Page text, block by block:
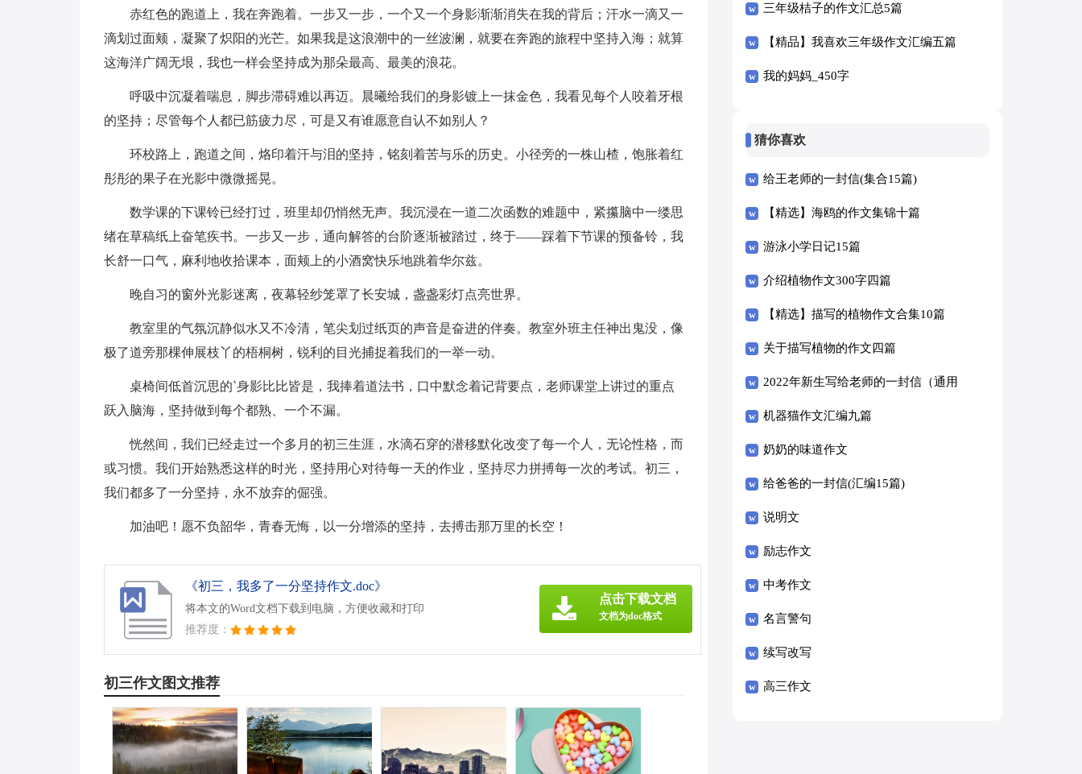
赤红色的跑道上，我在奔跑着。一步又一步，一个又一个身影渐渐消失在我的背后；汗水一滴又一
滴划过面颊，凝聚了炽阳的光芒。如果我是这浪潮中的一丝波澜，就要在奔跑的旅程中坚持入海；就算
这海洋广阔无垠，我也一样会坚持成为那朵最高、最美的浪花。
呼吸中沉凝着喘息，脚步滞碍难以再迈。晨曦给我们的身影镀上一抹金色，我看见每个人咬着牙根
的坚持；尽管每个人都已筋疲力尽，可是又有谁愿意自认不如别人？
环校路上，跑道之间，烙印着汗与泪的坚持，铭刻着苦与乐的历史。小径旁的一株山楂，饱胀着红
彤彤的果子在光影中微微摇晃。
数学课的下课铃已经打过，班里却仍悄然无声。我沉浸在一道二次函数的难题中，紧攥脑中一缕思
绪在草稿纸上奋笔疾书。一步又一步，通向解答的台阶逐渐被踏过，终于——踩着下节课的预备铃，我
长舒一口气，麻利地收拾课本，面颊上的小酒窝快乐地跳着华尔兹。
晚自习的窗外光影迷离，夜幕轻纱笼罩了长安城，盏盏彩灯点亮世界。
教室里的气氛沉静似水又不冷清，笔尖划过纸页的声音是奋进的伴奏。教室外班主任神出鬼没，像
极了道旁那棵伸展枝丫的梧桐树，锐利的目光捕捉着我们的一举一动。
桌椅间低首沉思的`身影比比皆是，我捧着道法书，口中默念着记背要点，老师课堂上讲过的重点
跃入脑海，坚持做到每个都熟、一个不漏。
恍然间，我们已经走过一个多月的初三生涯，水滴石穿的潜移默化改变了每一个人，无论性格，而
或习惯。我们开始熟悉这样的时光，坚持用心对待每一天的作业，坚持尽力拼搏每一次的考试。初三，
我们都多了一分坚持，永不放弃的倔强。
加油吧！愿不负韶华，青春无悔，以一分增添的坚持，去搏击那万里的长空！
《初三，我多了一分坚持作文.doc》
将本文的Word文档下载到电脑，方便收藏和打印
推荐度：
点击下载文档
文档为doc格式
初三作文图文推荐
三年级桔子的作文汇总5篇
【精品】我喜欢三年级作文汇编五篇
我的妈妈_450字
猜你喜欢
给王老师的一封信(集合15篇)
【精选】海鸥的作文集锦十篇
游泳小学日记15篇
介绍植物作文300字四篇
【精选】描写的植物作文合集10篇
关于描写植物的作文四篇
2022年新生写给老师的一封信（通用
8篇）
机器猫作文汇编九篇
奶奶的味道作文
给爸爸的一封信(汇编15篇)
说明文
励志作文
中考作文
名言警句
续写改写
高三作文